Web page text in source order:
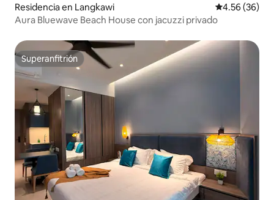
Residencia en Langkawi Calificación
4.56 (36)
Aura Bluewave Beach House con jacuzzi privado
Superanfitrión
Superanfitrión